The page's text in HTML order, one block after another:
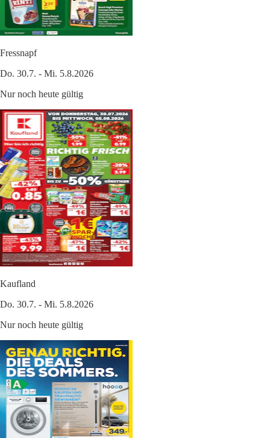
Fressnapf
Do. 30.7. - Mi. 5.8.2026
Nur noch heute gültig
Kaufland
Do. 30.7. - Mi. 5.8.2026
Nur noch heute gültig